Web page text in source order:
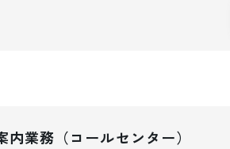
内業務（コールセンター）